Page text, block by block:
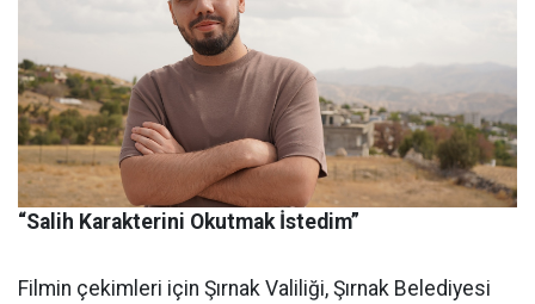
“Salih Karakterini Okutmak İstedim”
Filmin çekimleri için Şırnak Valiliği, Şırnak Belediyesi